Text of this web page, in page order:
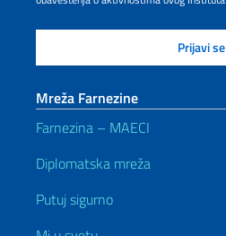
Mreža Farnezine
Farnezina – MAECI
Diplomatska mreža
Putuj sigurno